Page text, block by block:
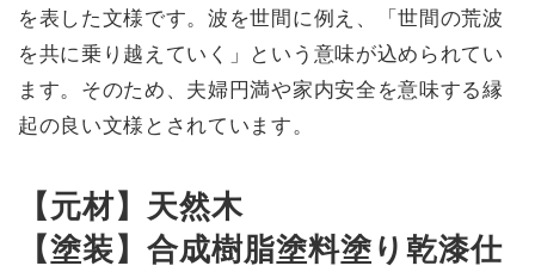
を表した文様です。波を世間に例え、「世間の荒波
を共に乗り越えていく」という意味が込められてい
ます。そのため、夫婦円満や家内安全を意味する縁
起の良い文様とされています。
【元材】天然木
【塗装】合成樹脂塗料塗り乾漆仕